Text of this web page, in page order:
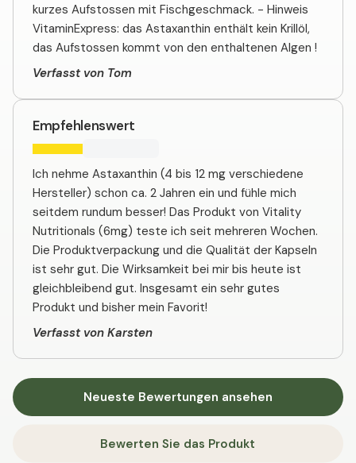
kurzes Aufstossen mit Fischgeschmack. - Hinweis
VitaminExpress: das Astaxanthin enthält kein Krillöl,
das Aufstossen kommt von den enthaltenen Algen !
Verfasst von Tom
Empfehlenswert
Ich nehme Astaxanthin (4 bis 12 mg verschiedene
Hersteller) schon ca. 2 Jahren ein und fühle mich
seitdem rundum besser! Das Produkt von Vitality
Nutritionals (6mg) teste ich seit mehreren Wochen.
Die Produktverpackung und die Qualität der Kapseln
ist sehr gut. Die Wirksamkeit bei mir bis heute ist
gleichbleibend gut. Insgesamt ein sehr gutes
Produkt und bisher mein Favorit!
Verfasst von Karsten
Neueste Bewertungen ansehen
Bewerten Sie das Produkt